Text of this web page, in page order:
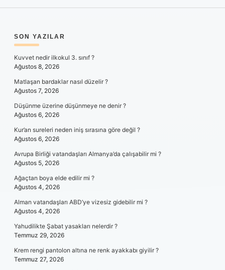
SIDEBAR
SON YAZILAR
Kuvvet nedir ilkokul 3. sınıf ?
Ağustos 8, 2026
Matlaşan bardaklar nasıl düzelir ?
Ağustos 7, 2026
Düşünme üzerine düşünmeye ne denir ?
Ağustos 6, 2026
Kur’an sureleri neden iniş sırasına göre değil ?
Ağustos 6, 2026
Avrupa Birliği vatandaşları Almanya’da çalışabilir mi ?
Ağustos 5, 2026
Ağaçtan boya elde edilir mi ?
Ağustos 4, 2026
Alman vatandaşları ABD’ye vizesiz gidebilir mi ?
Ağustos 4, 2026
Yahudilikte Şabat yasakları nelerdir ?
Temmuz 29, 2026
Krem rengi pantolon altına ne renk ayakkabı giyilir ?
Temmuz 27, 2026